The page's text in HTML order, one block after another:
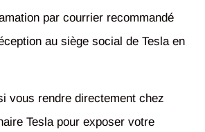
par courrier recommandé
au siège social de Tesla en
vous rendre directement chez
Tesla pour exposer votre